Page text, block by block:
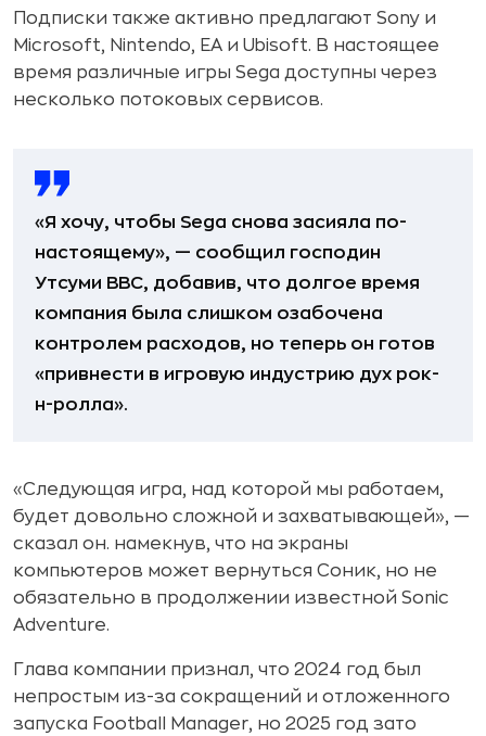
Подписки также активно предлагают Sony и
Microsoft, Nintendo, EA и Ubisoft. В настоящее
время различные игры Sega доступны через
несколько потоковых сервисов.
«Я хочу, чтобы Sega снова засияла по-
настоящему», — сообщил господин
Утсуми BBC, добавив, что долгое время
компания была слишком озабочена
контролем расходов, но теперь он готов
«привнести в игровую индустрию дух рок-
н-ролла».
«Следующая игра, над которой мы работаем,
будет довольно сложной и захватывающей», —
сказал он. намекнув, что на экраны
компьютеров может вернуться Соник, но не
обязательно в продолжении известной Sonic
Adventure.
Глава компании признал, что 2024 год был
непростым из-за сокращений и отложенного
запуска Football Manager, но 2025 год зато